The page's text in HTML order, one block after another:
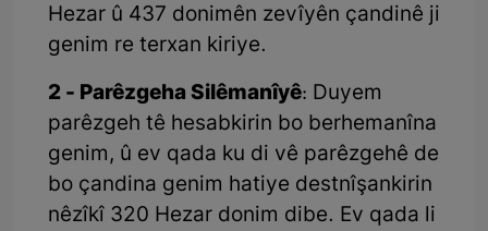
Hezar û 437 donimên zevîyên çandinê ji
genim re terxan kiriye.
2 - Parêzgeha Silêmanîyê: Duyem
parêzgeh tê hesabkirin bo berhemanîna
genim, û ev qada ku di vê parêzgehê de
bo çandina genim hatiye destnîşankirin
nêzîkî 320 Hezar donim dibe. Ev qada li